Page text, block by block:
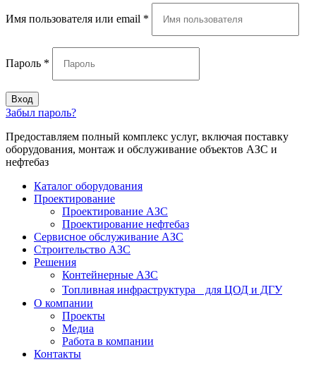
Имя пользователя или email *
Пароль *
Вход
Забыл пароль?
Предоставляем полный комплекс услуг, включая поставку
оборудования, монтаж и обслуживание объектов АЗС и
нефтебаз
Каталог оборудования
Проектирование
Проектирование АЗС
Проектирование нефтебаз
Cервисное обслуживание АЗС
Строительство АЗС
Решения
Контейнерные АЗС
Топливная инфраструктура для ЦОД и ДГУ
О компании
Проекты
Медиа
Работа в компании
Контакты